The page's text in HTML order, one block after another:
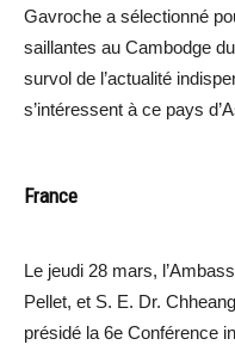
Gavroche a sélectionné
saillantes au Cambodge
survol de l’actualité
s’intéressent à ce pays
France
Le jeudi 28 mars,
Pellet, et S. E. Dr.
présidé la 6e Conférence